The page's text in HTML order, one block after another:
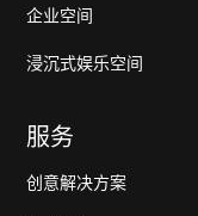
服务
创意解决方案
企业空间
浸沉式娱乐空间